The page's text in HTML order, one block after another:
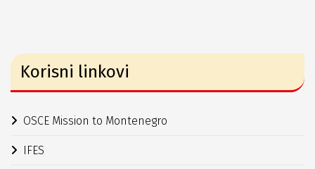
Korisni linkovi
OSCE Mission to Montenegro
IFES